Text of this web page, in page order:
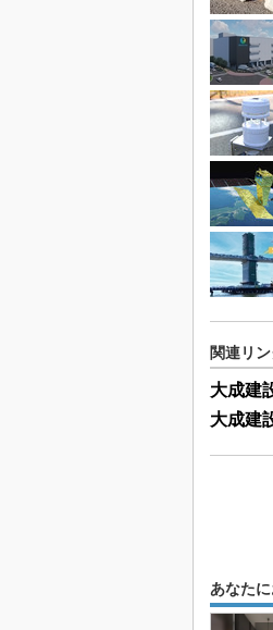
関連リン
大成建
大成建
あなた